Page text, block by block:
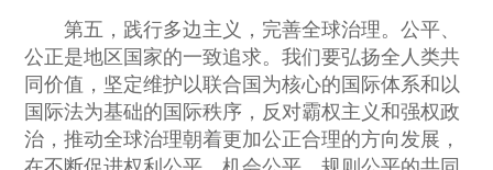
第五，践行多边主义，完善全球治理。公平、
公正是地区国家的一致追求。我们要弘扬全人类共
同价值，坚定维护以联合国为核心的国际体系和以
国际法为基础的国际秩序，反对霸权主义和强权政
治，推动全球治理朝着更加公正合理的方向发展，